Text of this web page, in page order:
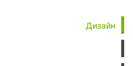
Дизайн